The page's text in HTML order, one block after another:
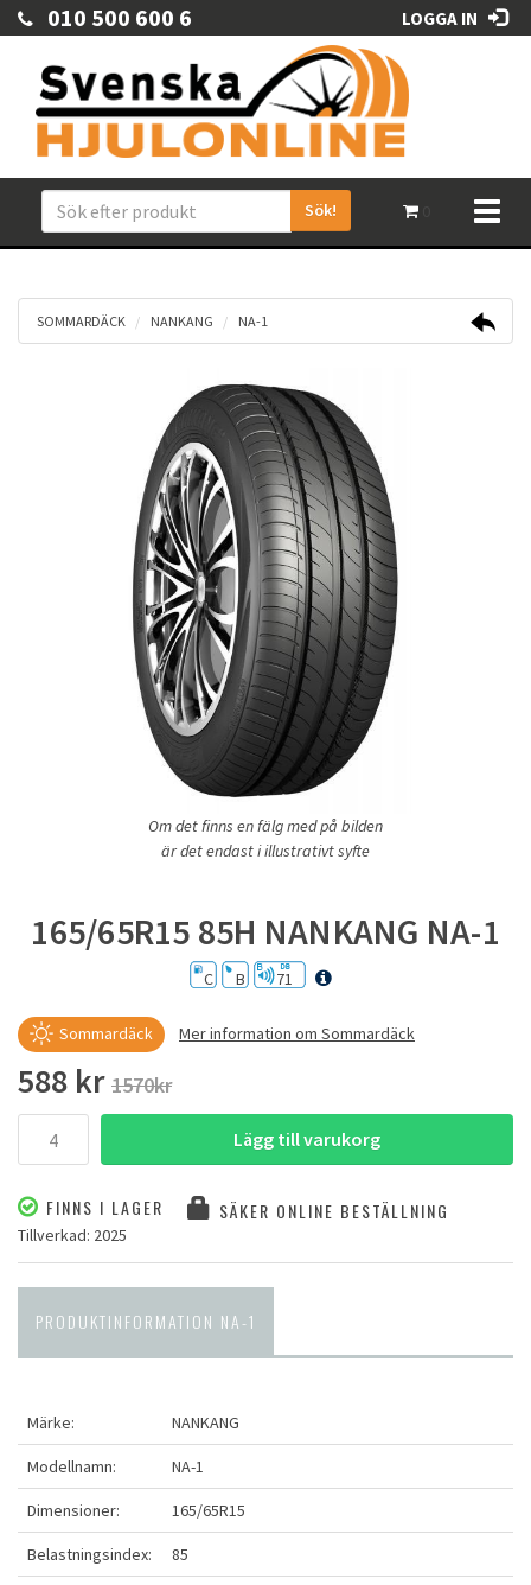
010 500 600 6 LOGGA IN
Sök!
SOMMARDÄCK NANKANG NA-1
Om det finns en fälg med på bilden
är det endast i illustrativt syfte
165/65R15 85H NANKANG NA-1
C B 71
Sommardäck Mer information om Sommardäck
588 kr 1570kr
Lägg till varukorg
FINNS I LAGER SÄKER ONLINE BESTÄLLNING
Tillverkad: 2025
PRODUKTINFORMATION NA-1
Märke: NANKANG
Modellnamn: NA-1
Dimensioner: 165/65R15
Belastningsindex: 85